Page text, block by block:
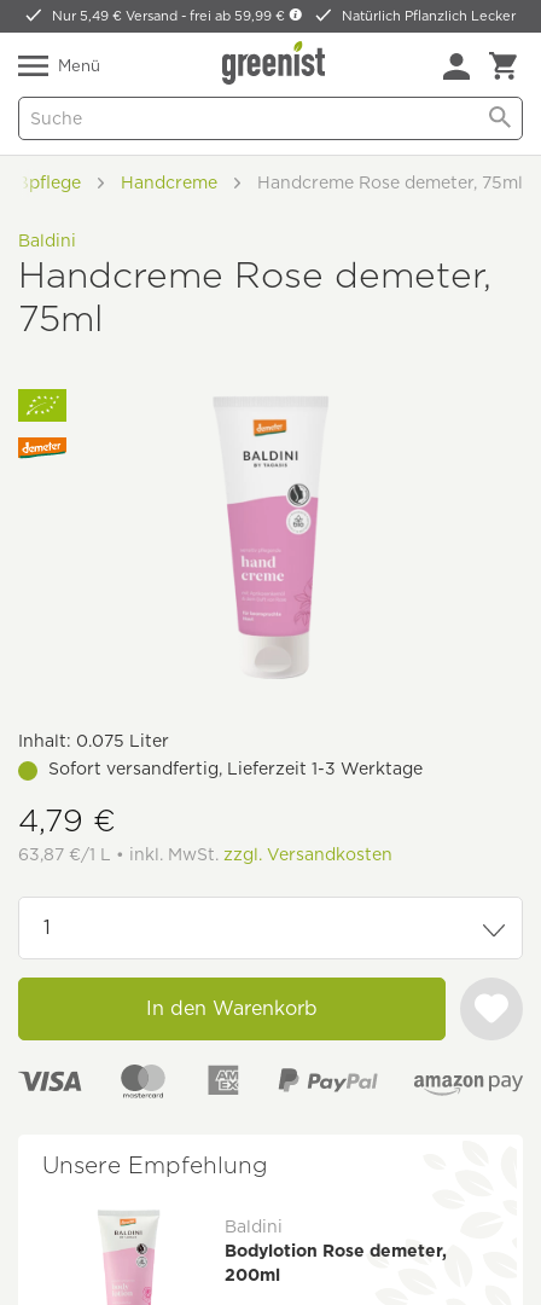
Nur 5,49 € Versand -frei ab 59,99 € Natürlich Pflanzlich Lecker
Menü
Handcreme Handcreme Rose demeter, 75ml
Baldini
Handcreme Rose demeter,
75ml
Inhalt: 0.075 Liter
Sofort versandfertig, Lieferzeit 1-3 Werktage
4,79 €
63,87 €/1 L • inkl. MwSt. zzgl. Versandkosten
In den Warenkorb
Unsere Empfehlung
Baldini
Bodylotion Rose demeter,
200ml